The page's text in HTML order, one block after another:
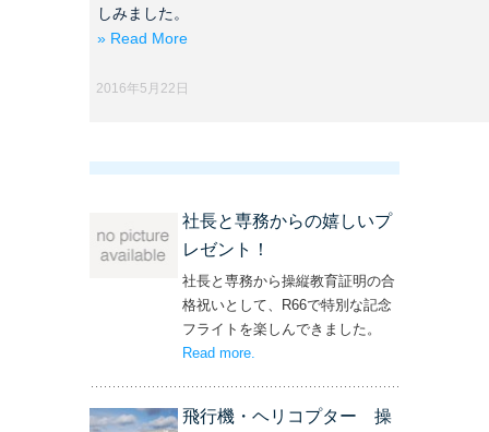
しみました。
» Read More
2016年5月22日
社長と専務からの嬉しいプ
レゼント！
社長と専務から操縦教育証明の合
格祝いとして、R66で特別な記念
フライトを楽しんできました。
Read more– ‘社長と専務からの嬉しいプレゼン
.
飛行機・ヘリコプター 操